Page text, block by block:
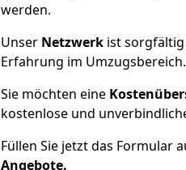
werden.
Unser Netzwerk ist sorgfältig
Erfahrung im Umzugsbereich.
Sie möchten eine
kostenlose und
Füllen Sie jetzt das Formular
Angebote.